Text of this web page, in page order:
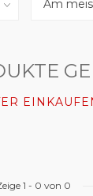
1 - 0 von 0